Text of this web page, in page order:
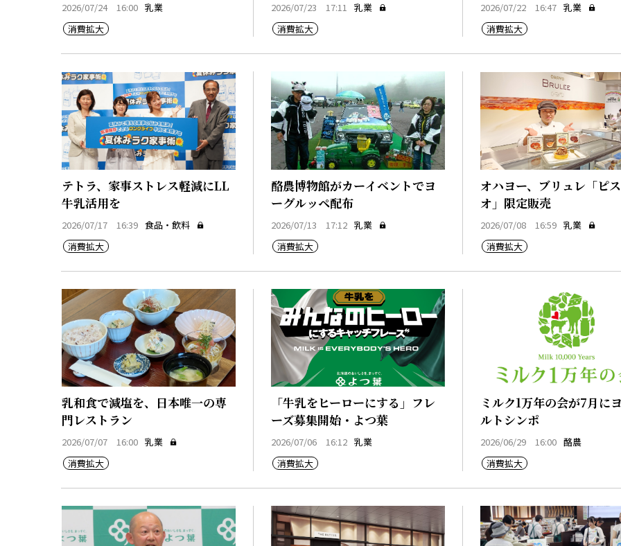
2026/07/24 16:00 乳業
消費拡大
2026/07/23 17:11 乳業
消費拡大
2026/07/22 16:47 乳業
消費拡大
テトラ、家事ストレス軽減にLL
牛乳活用を
2026/07/17 16:39 食品・飲料
消費拡大
酪農博物館がカーイベントでヨ
ーグルッペ配布
2026/07/13 17:12 乳業
消費拡大
オハヨー、ブリュレ「ピ
オ」限定販売
2026/07/08 16:59 乳業
消費拡大
乳和食で減塩を、日本唯一の専
門レストラン
2026/07/07 16:00 乳業
消費拡大
「牛乳をヒーローにする」フレ
ーズ募集開始・よつ葉
2026/07/06 16:12 乳業
消費拡大
ミルク1万年の会が7月に
ルトシンポ
2026/06/29 16:00 酪農
消費拡大